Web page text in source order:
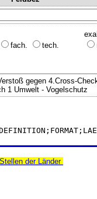
fach. tech.
gegen 4.Cross-
1 Umwelt - Vogelschutz
Stellen der Länder